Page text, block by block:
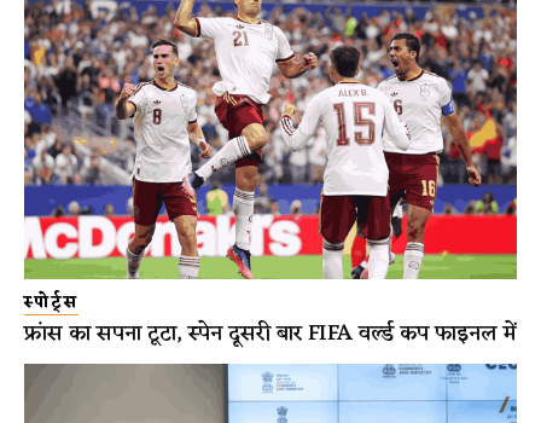
स्पोर्ट्स
फ्रांस का सपना टूटा, स्पेन दूसरी बार FIFA वर्ल्ड कप फाइनल में